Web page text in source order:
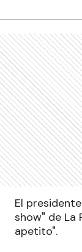
El
show" de La
apetito".